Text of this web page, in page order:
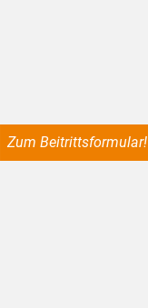
Zum Beitrittsformular!